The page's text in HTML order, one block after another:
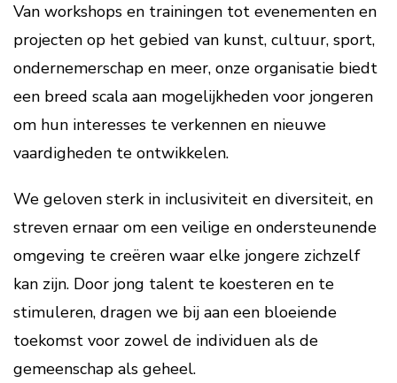
Van workshops en trainingen tot evenementen en
projecten op het gebied van kunst, cultuur, sport,
ondernemerschap en meer, onze organisatie biedt
een breed scala aan mogelijkheden voor jongeren
om hun interesses te verkennen en nieuwe
vaardigheden te ontwikkelen.
We geloven sterk in inclusiviteit en diversiteit, en
streven ernaar om een veilige en ondersteunende
omgeving te creëren waar elke jongere zichzelf
kan zijn. Door jong talent te koesteren en te
stimuleren, dragen we bij aan een bloeiende
toekomst voor zowel de individuen als de
gemeenschap als geheel.